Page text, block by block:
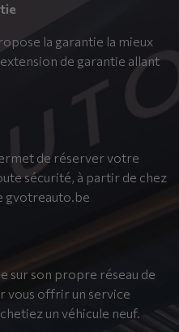
la garantie la mieux
de garantie allant
de réserver votre
sécurité, à partir de chez
gvotreauto.be
sur son propre réseau de
vous offrir un service
un véhicule neuf.